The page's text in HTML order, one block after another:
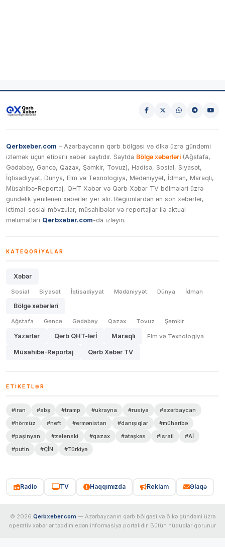
Qerbxeber.com – Azərbaycanın qərb bölgəsi və ölkə üzrə gündəmi
izləmək üçün etibarlı xəbər saytıdır. Saytda Bölgə xəbərləri (Ağstafa,
Gədəbəy, Gəncə, Qazax, Şəmkir, Tovuz), Hadisə, Sosial, Siyasət,
İqtisadiyyat, Dünya, Elm və Texnologiya, Mədəniyyət, İdman, Maraqlı,
Müsahibə-Reportaj, QHT Xəbər və Qərb Xəbər TV bölmələri üzrə
gündəlik yenilənən xəbərlər yer alır. Regionlardan ən son xəbərlər,
ictimai-sosial mövzular, müsahibələr və reportajlar ilə aktual
məlumatları Qerbxeber.com-da izləyin.
KATEQORIYALAR
Xəbər
Sosial Siyasət İqtisadiyyat Mədəniyyət Dünya İdman
Bölgə xəbərləri
Ağstafa Gəncə Gədəbəy Qazax Tovuz Şəmkir
Yazarlar Qərb QHT-lərİ Maraqlı Elm və Texnologiya
Müsahibə-Reportaj Qərb Xəbər TV
ETIKETLƏR
#iran #abş #tramp #ukrayna #rusiya
#azərbaycan
#hörmüz
#neft #ermənistan #danışıqlar
#müharibə
#paşinyan
#zelenski #qazax #atəşkəs #israil
#Aİ
#putin
#ÇİN #Türkiyə
Radio TV Haqqımızda Reklam Əlaqə
© 2026 Qerbxeber.com — Azərbaycanın qərb bölgəsi və ölkə gündəmi üzrə
operativ xəbərlər təqdim edən informasiya portalıdır. Bütün hüquqlar qorunur.